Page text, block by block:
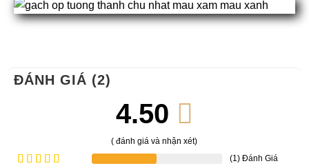
ĐÁNH GIÁ (2)
4.50
( đánh giá và nhận xét)
(1) Đánh Giá